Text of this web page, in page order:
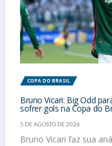
COPA DO BRASIL
Bruno Vicari: Big Odd
sofrer gols na Copa do
5 DE AGOSTO DE 2026
Bruno Vicari faz sua